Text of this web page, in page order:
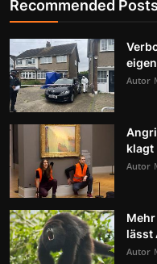
Recommended Posts
Autor
klagt
Autor
lässt
Autor